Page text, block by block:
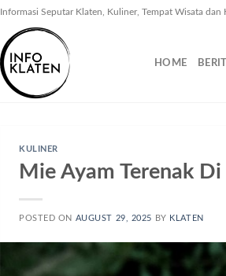
Informasi Seputar Klaten, Kuliner, Tempat Wisata dan
HOME
KULINER
Mie Ayam Terenak
POSTED ON AUGUST 29, 2025 BY KLATEN